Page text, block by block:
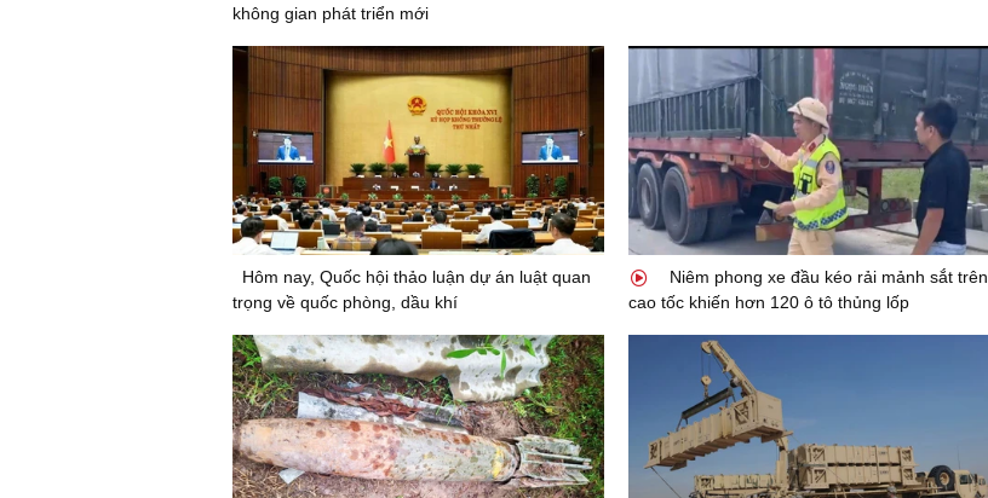
không gian phát triển mới
Hôm nay, Quốc hội thảo luận dự án luật quan
trọng về quốc phòng, dầu khí
Niêm phong xe đầu kéo rải mảnh sắt trên
cao tốc khiến hơn 120 ô tô thủng lốp